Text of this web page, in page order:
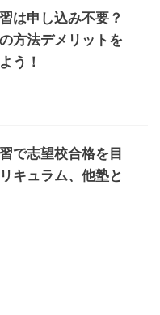
は申し込み不要？
方法デメリットを
う！
で志望校合格を目
キュラム、他塾と